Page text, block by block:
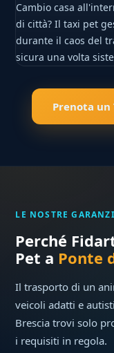
Cambio casa
di città? Il taxi pet
durante il caos del
sicura una volta
Prenota un
LE NOSTRE
Perché
Pet a Ponte
Il trasporto di un
veicoli adatti e
Brescia trovi solo
i requisiti in regola.